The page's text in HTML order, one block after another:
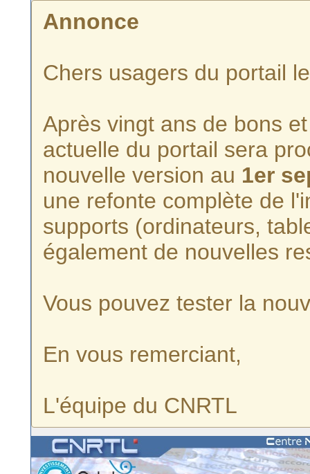
Annonce
Chers usagers du portail
Après vingt ans de bons
actuelle du portail sera
nouvelle version au 1er
une refonte complète de
supports (ordinateurs,
également de nouvelles
Vous pouvez tester la
En vous remerciant,
L'équipe du CNRTL